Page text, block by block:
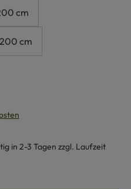
cm
cm
in 2-3 Tagen zzgl. Laufzeit